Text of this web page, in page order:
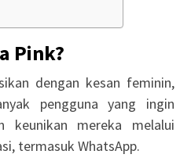
Pink?
dengan kesan feminin,
pengguna yang ingin
keunikan mereka melalui
termasuk WhatsApp.